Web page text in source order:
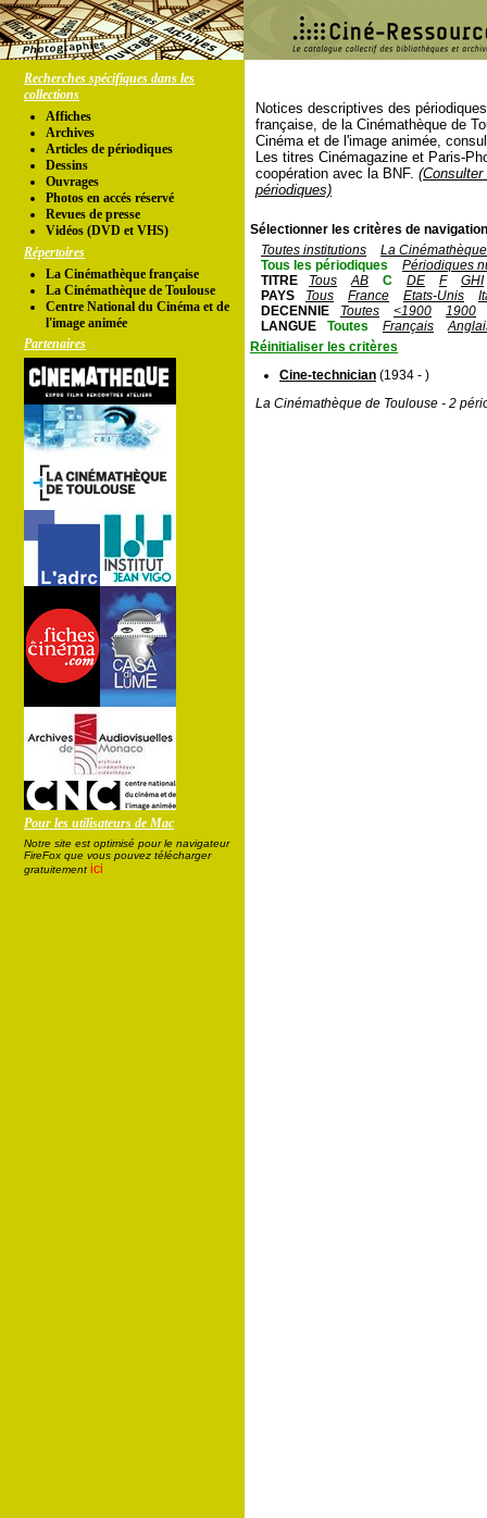
Recherches spécifiques dans les
collections
Affiches
Archives
Articles de périodiques
Dessins
Ouvrages
Photos en accés réservé
Revues de presse
Vidéos (DVD et VHS)
Répertoires
La Cinémathèque française
La Cinémathèque de Toulouse
Centre National du Cinéma et de
l'image animée
Partenaires
Pour les utilisateurs de Mac
Notre site est optimisé pour le navigateur
FireFox que vous pouvez télécharger
gratuitement ici
Notices descriptives des
française, de la Cinémathèque de
Cinéma et de l'image animée,
Les titres Cinémagazine et Paris-
coopération avec la BNF.
périodiques)
Sélectionner les critères de
Toutes institutions
La
Tous les périodiques
Périodiques
TITRE
Tous AB C DE F
GHI
PAYS
Tous France Etats-Unis
DECENNIE
Toutes <1900
1900
LANGUE
Toutes Français
Réinitialiser les critères
Cine-technician (1934 - )
La Cinémathèque de Toulouse - 2